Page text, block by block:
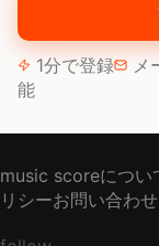
1分で登録 メ
能
music scoreについ
リシーお問い合わせ